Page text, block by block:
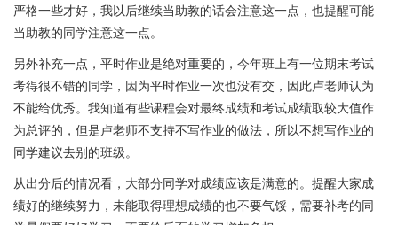
严格一些才好，我以后继续当助教的话会注意这一点，也提醒可能
当助教的同学注意这一点。
另外补充一点，平时作业是绝对重要的，今年班上有一位期末考试
考得很不错的同学，因为平时作业一次也没有交，因此卢老师认为
不能给优秀。我知道有些课程会对最终成绩和考试成绩取较大值作
为总评的，但是卢老师不支持不写作业的做法，所以不想写作业的
同学建议去别的班级。
从出分后的情况看，大部分同学对成绩应该是满意的。提醒大家成
绩好的继续努力，未能取得理想成绩的也不要气馁，需要补考的同